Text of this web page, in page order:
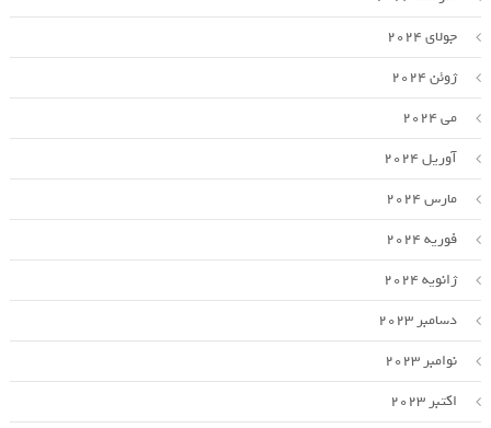
جولای 2024
ژوئن 2024
می 2024
آوریل 2024
مارس 2024
فوریه 2024
ژانویه 2024
دسامبر 2023
نوامبر 2023
اکتبر 2023